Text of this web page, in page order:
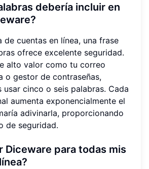
debería incluir en
de cuentas en línea, una frase
ofrece excelente seguridad.
alto valor como tu correo
o gestor de contraseñas,
usar cinco o seis palabras. Cada
aumenta exponencialmente el
adivinarla, proporcionando
de seguridad.
Diceware para todas mis